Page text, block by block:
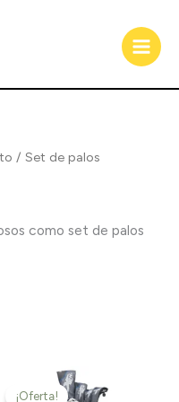
/ Set de palos
como set de palos
¡Oferta!
El
precio